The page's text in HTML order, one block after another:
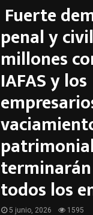
Fuerte
penal y
millones
IAFAS y los
todos los
5 junio, 2026 1595